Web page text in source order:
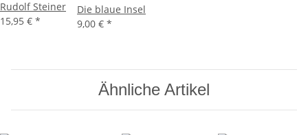
Rudolf Steiner
15,95 € *
Die blaue Insel
9,00 € *
Ähnliche Artikel